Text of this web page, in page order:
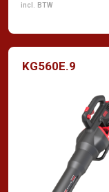
incl. BTW
KG560E.9